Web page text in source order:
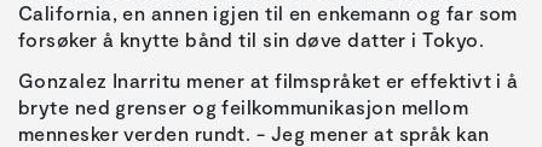
California, en annen igjen til en enkemann og far som
forsøker å knytte bånd til sin døve datter i Tokyo.
Gonzalez Inarritu mener at filmspråket er effektivt i å
bryte ned grenser og feilkommunikasjon mellom
mennesker verden rundt. - Jeg mener at språk kan